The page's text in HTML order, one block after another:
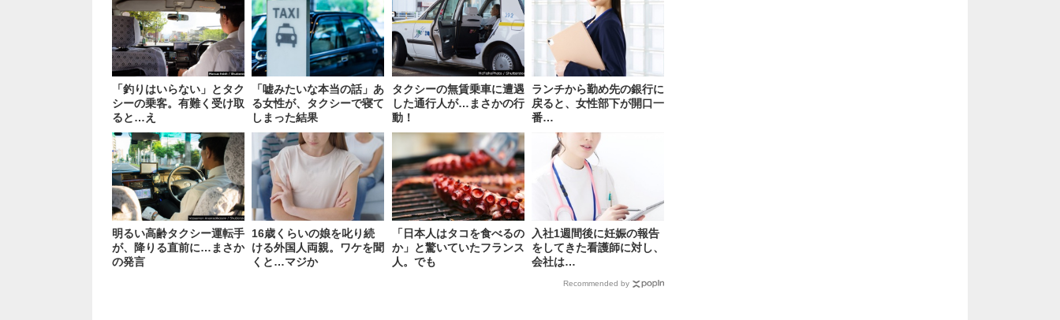
「釣りはいらない」とタク
シーの乗客。有難く受け取
ると…え
「嘘みたいな本当の話」あ
る女性が、タクシーで寝て
しまった結果
タクシーの無賃乗車に遭遇
した通行人が…まさかの行
動！
ランチから勤め先の銀行に
戻ると、女性部下が開口一
番…
明るい高齢タクシー運転手
が、降りる直前に…まさか
の発言
16歳くらいの娘を叱り続
ける外国人両親。ワケを聞
くと…マジか
「日本人はタコを食べるの
か」と驚いていたフランス
人。でも
入社1週間後に妊娠の報告
をしてきた看護師に対し、
会社は…
Recommended by